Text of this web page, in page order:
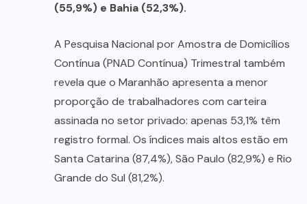
(55,9%) e Bahia (52,3%).
A Pesquisa Nacional por Amostra de Domicílios
Contínua (PNAD Contínua) Trimestral também
revela que o Maranhão apresenta a menor
proporção de trabalhadores com carteira
assinada no setor privado: apenas 53,1% têm
registro formal. Os índices mais altos estão em
Santa Catarina (87,4%), São Paulo (82,9%) e Rio
Grande do Sul (81,2%).